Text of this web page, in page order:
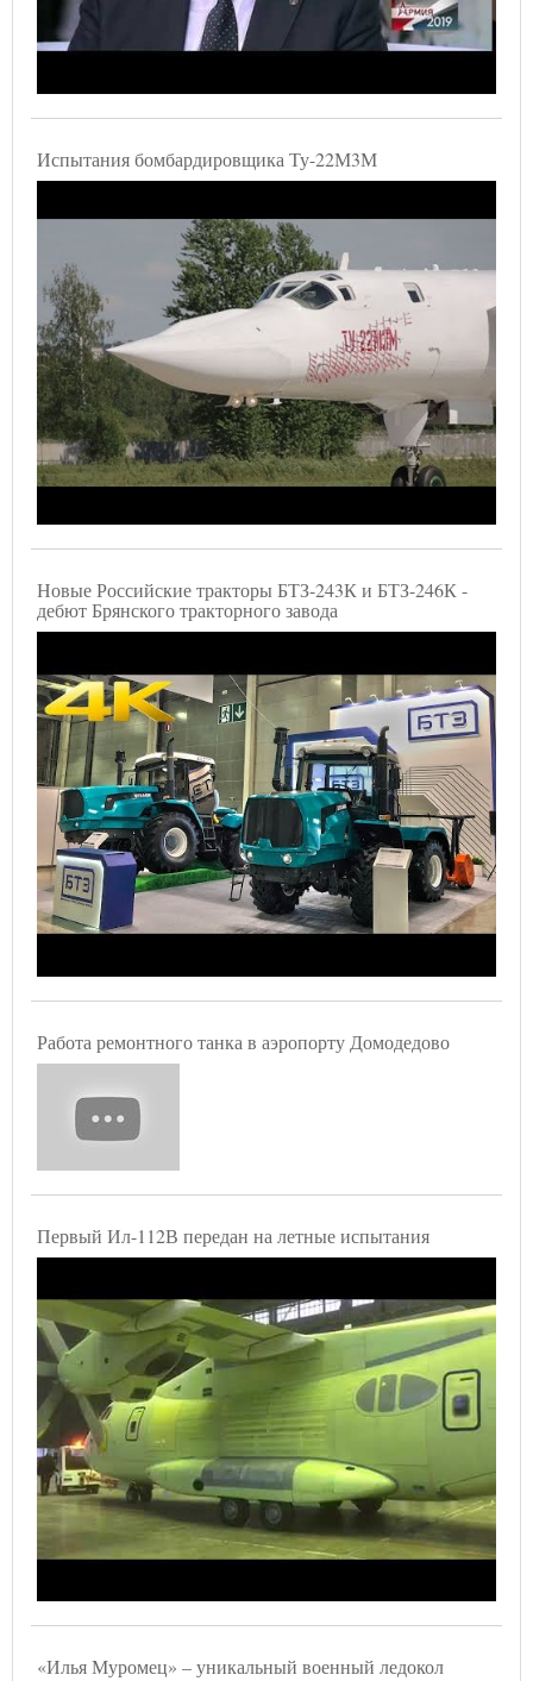
Испытания бомбардировщика Ту-22М3М
Новые Российские тракторы БТЗ-243К и БТЗ-246К -
дебют Брянского тракторного завода
Работа ремонтного танка в аэропорту Домодедово
Первый Ил-112В передан на летные испытания
«Илья Муромец» – уникальный военный ледокол